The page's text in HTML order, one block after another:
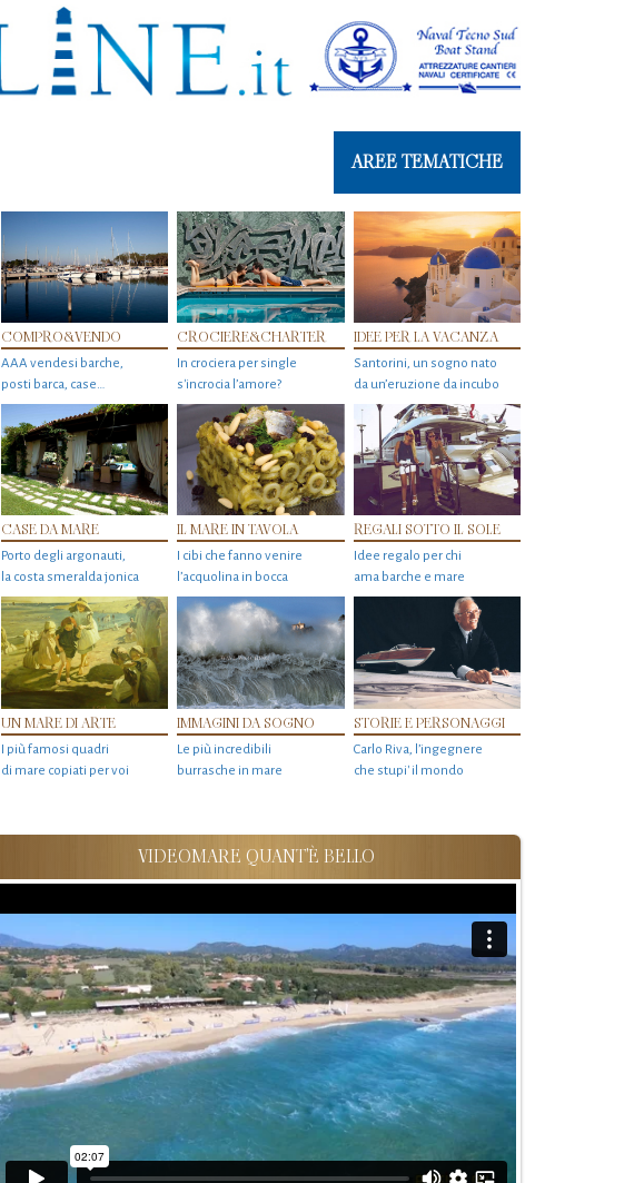
AREE TEMATICHE
COMPRO&VENDO
AAA vendesi barche,
posti barca, case…
CROCIERE&CHARTER
In crociera per single
s'incrocia l’amore?
IDEE PER LA VACANZA
Santorini, un sogno nato
da un’eruzione da incubo
CASE DA MARE
Porto degli argonauti,
la costa smeralda jonica
IL MARE IN TAVOLA
I cibi che fanno venire
l’acquolina in bocca
REGALI SOTTO IL SOLE
Idee regalo per chi
ama barche e mare
UN MARE DI ARTE
I più famosi quadri
di mare copiati per voi
IMMAGINI DA SOGNO
Le più incredibili
burrasche in mare
STORIE E PERSONAGGI
Carlo Riva, l’ingegnere
che stupi' il mondo
VIDEOMARE QUANT'È BELLO